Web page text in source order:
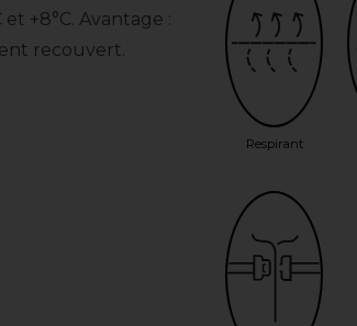
+8°C. Avantage :
recouvert.
Respirant